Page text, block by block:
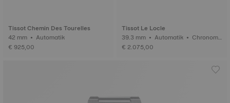
Tissot Chemin Des Tourelles
42 mm • Automatik
€ 925,00
Tissot Le Locle
39.3 mm • Automatik • Chronome
€ 2.075,00